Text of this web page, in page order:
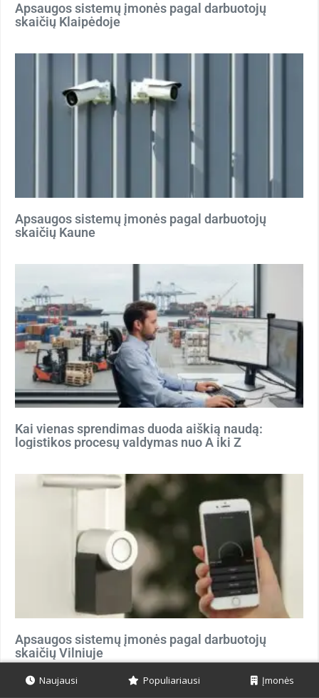
Apsaugos sistemų įmonės pagal darbuotojų
skaičių Klaipėdoje
Apsaugos sistemų įmonės pagal darbuotojų
skaičių Kaune
Kai vienas sprendimas duoda aiškią naudą:
logistikos procesų valdymas nuo A iki Z
Apsaugos sistemų įmonės pagal darbuotojų
skaičių Vilniuje
Naujausi Populiariausi Įmonės